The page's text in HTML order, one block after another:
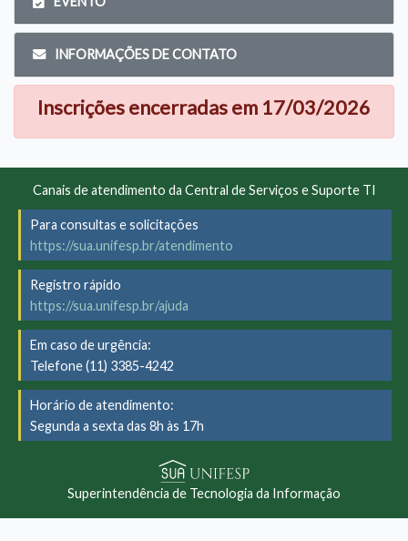
INFORMAÇÕES DE CONTATO
Inscrições encerradas em 17/03/2026
Canais de atendimento da Central de Serviços e Suporte TI
Para consultas e solicitações
https://sua.unifesp.br/atendimento
Registro rápido
https://sua.unifesp.br/ajuda
Em caso de urgência:
Telefone (11) 3385-4242
Horário de atendimento:
Segunda a sexta das 8h às 17h
Superintendência de Tecnologia da Informação